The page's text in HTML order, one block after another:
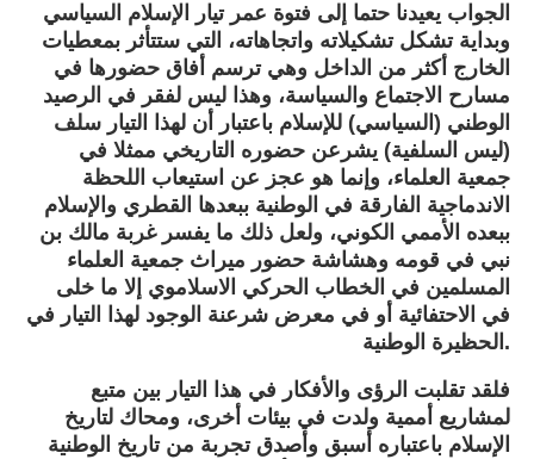
الجواب يعيدنا حتما إلى فتوة عمر تيار الإسلام السياسي
وبداية تشكل تشكيلاته واتجاهاته، التي ستتأثر بمعطيات
الخارج أكثر من الداخل وهي ترسم أفاق حضورها في
مسارح الاجتماع والسياسة، وهذا ليس لفقر في الرصيد
الوطني (السياسي) للإسلام باعتبار أن لهذا التيار سلف
(ليس السلفية) يشرعن حضوره التاريخي ممثلا في
جمعية العلماء، وإنما هو عجز عن استيعاب اللحظة
الاندماجية الفارقة في الوطنية ببعدها القطري والإسلام
ببعده الأممي الكوني، ولعل ذلك ما يفسر غربة مالك بن
نبي في قومه وهشاشة حضور ميراث جمعية العلماء
المسلمين في الخطاب الحركي الاسلاموي إلا ما خلى
في الاحتفائية أو في معرض شرعنة الوجود لهذا التيار في
الحظيرة الوطنية.
فلقد تقلبت الرؤى والأفكار في هذا التيار بين متبع
لمشاريع أممية ولدت في بيئات أخرى، ومحاك لتاريخ
الإسلام باعتباره أسبق وأصدق تجربة من تاريخ الوطنية